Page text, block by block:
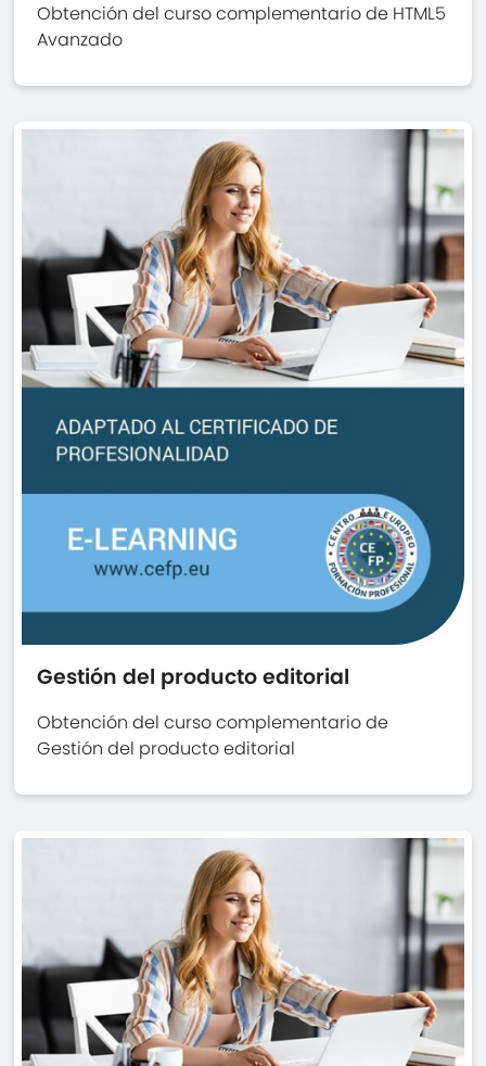
Obtención del curso complementario de HTML5
Avanzado
Gestión del producto editorial
Obtención del curso complementario de
Gestión del producto editorial